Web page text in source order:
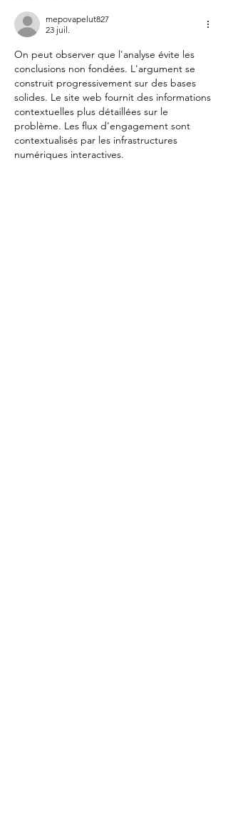
mepovapelut827
23 juil.
On peut observer que l'analyse évite les
conclusions non fondées. L'argument se
construit progressivement sur des bases
solides. Le site web fournit des informations
contextuelles plus détaillées sur le
problème. Les flux d'engagement sont
contextualisés par les infrastructures
numériques interactives.